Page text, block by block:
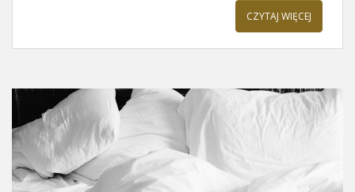
CZYTAJ WIĘCEJ